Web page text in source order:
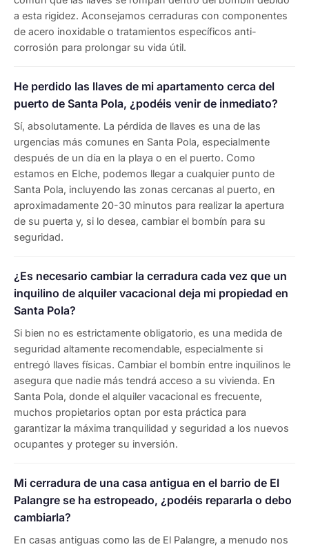
a esta rigidez. Aconsejamos cerraduras con componentes
de acero inoxidable o tratamientos específicos anti-
corrosión para prolongar su vida útil.
He perdido las llaves de mi apartamento cerca del
puerto de Santa Pola, ¿podéis venir de inmediato?
Sí, absolutamente. La pérdida de llaves es una de las
urgencias más comunes en Santa Pola, especialmente
después de un día en la playa o en el puerto. Como
estamos en Elche, podemos llegar a cualquier punto de
Santa Pola, incluyendo las zonas cercanas al puerto, en
aproximadamente 20-30 minutos para realizar la apertura
de su puerta y, si lo desea, cambiar el bombín para su
seguridad.
¿Es necesario cambiar la cerradura cada vez que un
inquilino de alquiler vacacional deja mi propiedad en
Santa Pola?
Si bien no es estrictamente obligatorio, es una medida de
seguridad altamente recomendable, especialmente si
entregó llaves físicas. Cambiar el bombín entre inquilinos le
asegura que nadie más tendrá acceso a su vivienda. En
Santa Pola, donde el alquiler vacacional es frecuente,
muchos propietarios optan por esta práctica para
garantizar la máxima tranquilidad y seguridad a los nuevos
ocupantes y proteger su inversión.
Mi cerradura de una casa antigua en el barrio de El
Palangre se ha estropeado, ¿podéis repararla o debo
cambiarla?
En casas antiguas como las de El Palangre, a menudo nos